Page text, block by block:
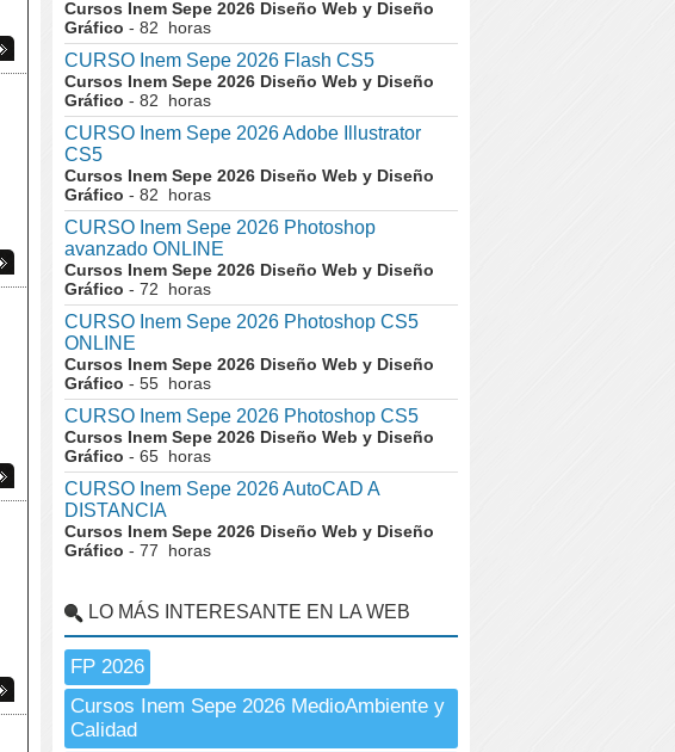
Cursos Inem Sepe 2026 Diseño Web y Diseño
Gráfico - 82 horas
CURSO Inem Sepe 2026 Flash CS5
Cursos Inem Sepe 2026 Diseño Web y Diseño
Gráfico - 82 horas
CURSO Inem Sepe 2026 Adobe Illustrator
CS5
Cursos Inem Sepe 2026 Diseño Web y Diseño
Gráfico - 82 horas
CURSO Inem Sepe 2026 Photoshop
avanzado ONLINE
Cursos Inem Sepe 2026 Diseño Web y Diseño
Gráfico - 72 horas
CURSO Inem Sepe 2026 Photoshop CS5
ONLINE
Cursos Inem Sepe 2026 Diseño Web y Diseño
Gráfico - 55 horas
CURSO Inem Sepe 2026 Photoshop CS5
Cursos Inem Sepe 2026 Diseño Web y Diseño
Gráfico - 65 horas
CURSO Inem Sepe 2026 AutoCAD A
DISTANCIA
Cursos Inem Sepe 2026 Diseño Web y Diseño
Gráfico - 77 horas
LO MÁS INTERESANTE EN LA WEB
FP 2026
Cursos Inem Sepe 2026 MedioAmbiente y
Calidad